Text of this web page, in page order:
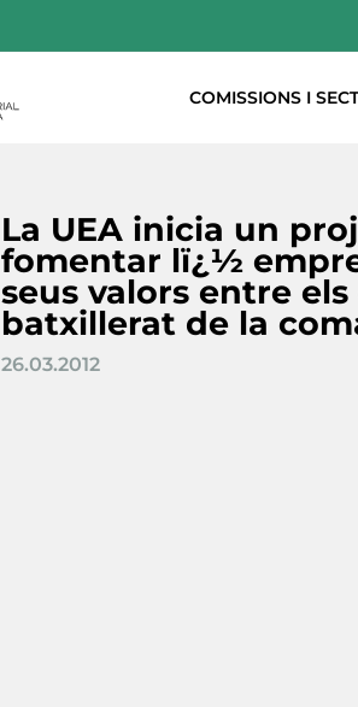
COMISSIONS I
La UEA inicia un
fomentar lï¿½
seus valors entre
batxillerat de la
26.03.2012